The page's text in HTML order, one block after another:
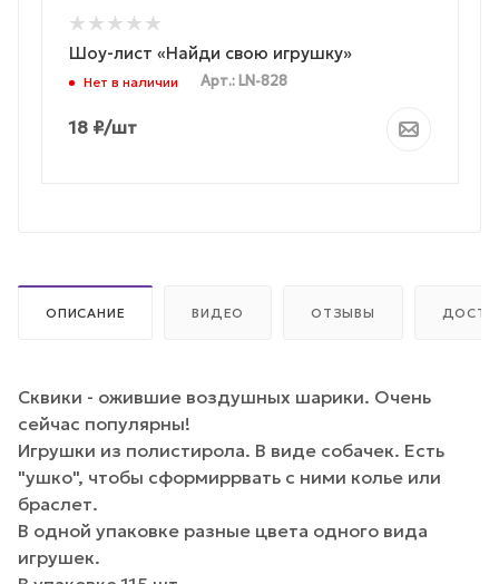
Шоу-лист «Найди свою игрушку»
Нет в наличии Арт.: LN-828
18 ₽/шт
ОПИСАНИЕ ВИДЕО ОТЗЫВЫ
Сквики - ожившие воздушных шарики. Очень
сейчас популярны!
Игрушки из полистирола. В виде собачек. Есть
"ушко", чтобы сформиррвать с ними колье или
браслет.
В одной упаковке разные цвета одного вида
игрушек.